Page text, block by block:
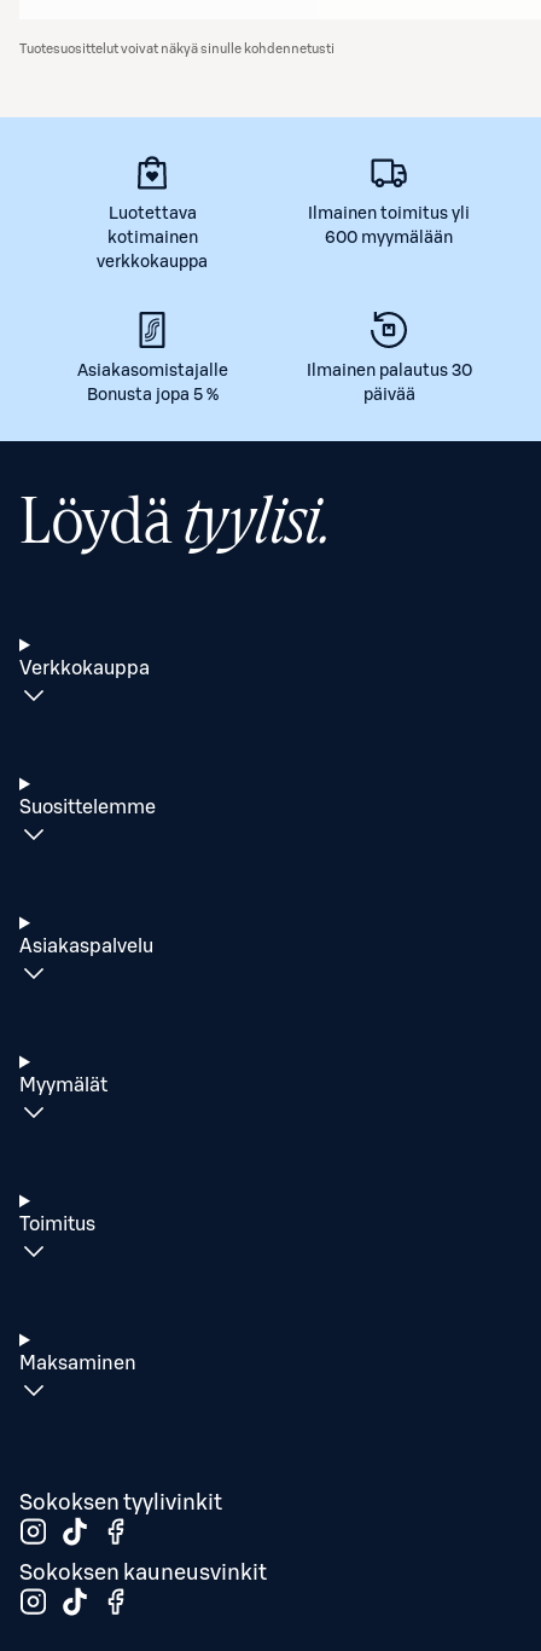
Tuotesuosittelut voivat näkyä sinulle kohdennetusti
Luotettava
kotimainen
verkkokauppa
Ilmainen toimitus yli
600 myymälään
Asiakasomistajalle
Bonusta jopa 5 %
Ilmainen palautus 30
päivää
Löydätyylisi.
Verkkokauppa
Suosittelemme
Asiakaspalvelu
Myymälät
Toimitus
Maksaminen
Sokoksen tyylivinkit
Sokoksen kauneusvinkit